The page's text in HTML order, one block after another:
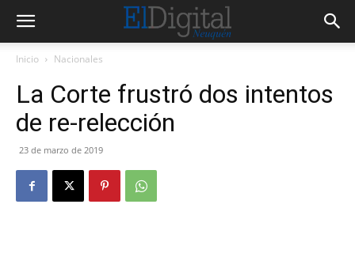
Inicio Nacionales
La Corte frustró dos intentos
de re-relección
23 de marzo de 2019